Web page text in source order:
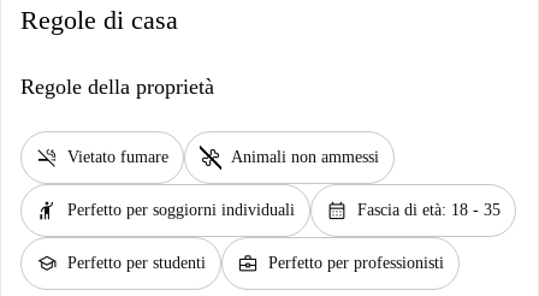
Regole di casa
Regole della proprietà
smoke_free Vietato fumare pet_supplies Animali non ammessi
hail Perfetto per soggiorni individuali calendar_month Fascia di età: 18 - 35
school Perfetto per studenti business_center Perfetto per professionisti